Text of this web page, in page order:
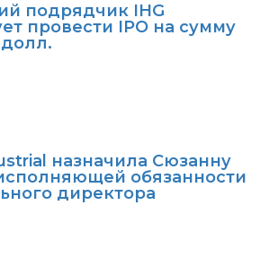
подрядчик IHG
провести IPO на сумму
назначила Сюзанну
обязанности
директора